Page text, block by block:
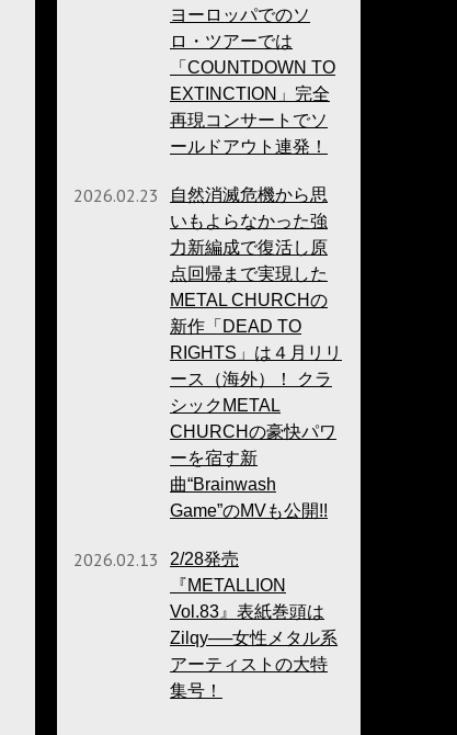
ヨーロッパでのソ
ロ・ツアーでは
「COUNTDOWN TO
EXTINCTION」完全
再現コンサートでソ
ールドアウト連発！
2026.02.23
自然消滅危機から思
いもよらなかった強
力新編成で復活し原
点回帰まで実現した
METAL CHURCHの
新作「DEAD TO
RIGHTS」は４月リリ
ース（海外）！ クラ
シックMETAL
CHURCHの豪快パワ
ーを宿す新
曲“Brainwash
Game”のMVも公開!!
2026.02.13
2/28発売
『METALLION
Vol.83』表紙巻頭は
Zilqy──女性メタル系
アーティストの大特
集号！